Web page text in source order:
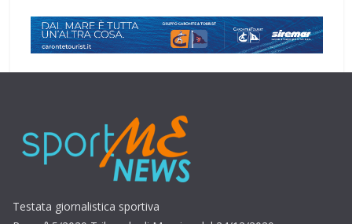
Testata giornalistica sportiva